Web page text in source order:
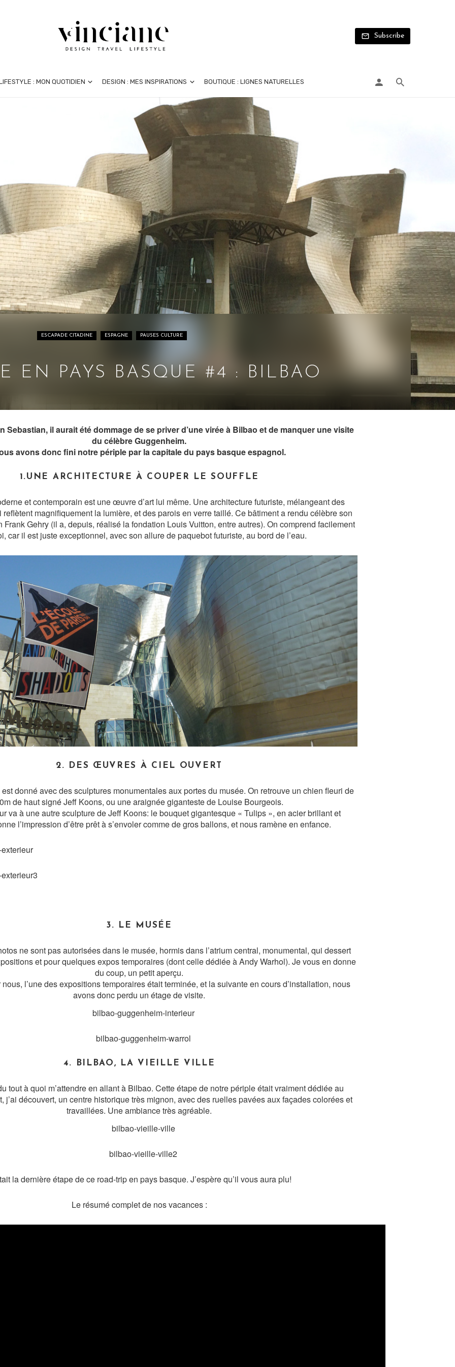
Subscribe
: MON QUOTIDIEN DESIGN : MES INSPIRATIONS BOUTIQUE : LIGNES NATURELLES
ESCAPADE CITADINE ESPAGNE PAUSES CULTURE
EN PAYS BASQUE #4 : BILBAO
Sebastian, il aurait été dommage de se priver d’une virée à Bilbao et de manquer une visite
du célèbre Guggenheim.
avons donc fini notre périple par la capitale du pays basque espagnol.
1.UNE ARCHITECTURE À COUPER LE SOUFFLE
et contemporain est une œuvre d’art lui même. Une architecture futuriste, mélangeant des
magnifiquement la lumière, et des parois en verre taillé. Ce bâtiment a rendu célèbre son
Frank Gehry (il a, depuis, réalisé la fondation Louis Vuitton, entre autres). On comprend facilement
car il est juste exceptionnel, avec son allure de paquebot futuriste, au bord de l’eau.
2. DES ŒUVRES À CIEL OUVERT
est donné avec des sculptures monumentales aux portes du musée. On retrouve un chien fleuri de
de haut signé Jeff Koons, ou une araignée giganteste de Louise Bourgeois.
va à une autre sculpture de Jeff Koons: le bouquet gigantesque « Tulips », en acier brillant et
l’impression d’être prêt à s’envoler comme de gros ballons, et nous ramène en enfance.
3. LE MUSÉE
ne sont pas autorisées dans le musée, hormis dans l’atrium central, monumental, qui dessert
et pour quelques expos temporaires (dont celle dédiée à Andy Warhol). Je vous en donne
du coup, un petit aperçu.
l’une des expositions temporaires était terminée, et la suivante en cours d’installation, nous
avons donc perdu un étage de visite.
4. BILBAO, LA VIEILLE VILLE
tout à quoi m’attendre en allant à Bilbao. Cette étape de notre périple était vraiment dédiée au
j’ai découvert, un centre historique très mignon, avec des ruelles pavées aux façades colorées et
travaillées. Une ambiance très agréable.
la dernière étape de ce road-trip en pays basque. J’espère qu’il vous aura plu!
Le résumé complet de nos vacances :